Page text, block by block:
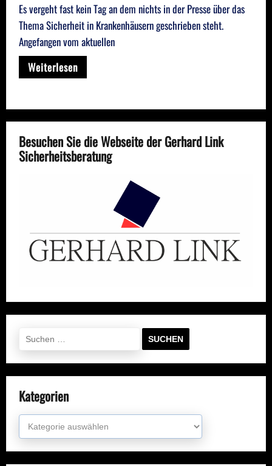
Es vergeht fast kein Tag an dem nichts in der Presse über das
Thema Sicherheit in Krankenhäusern geschrieben steht.
Angefangen vom aktuellen
Weiterlesen
Besuchen Sie die Webseite der Gerhard Link
Sicherheitsberatung
nach:
Kategorien
Kategorien